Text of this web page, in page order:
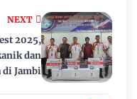
NEXT
2025,
dan
di Jambi